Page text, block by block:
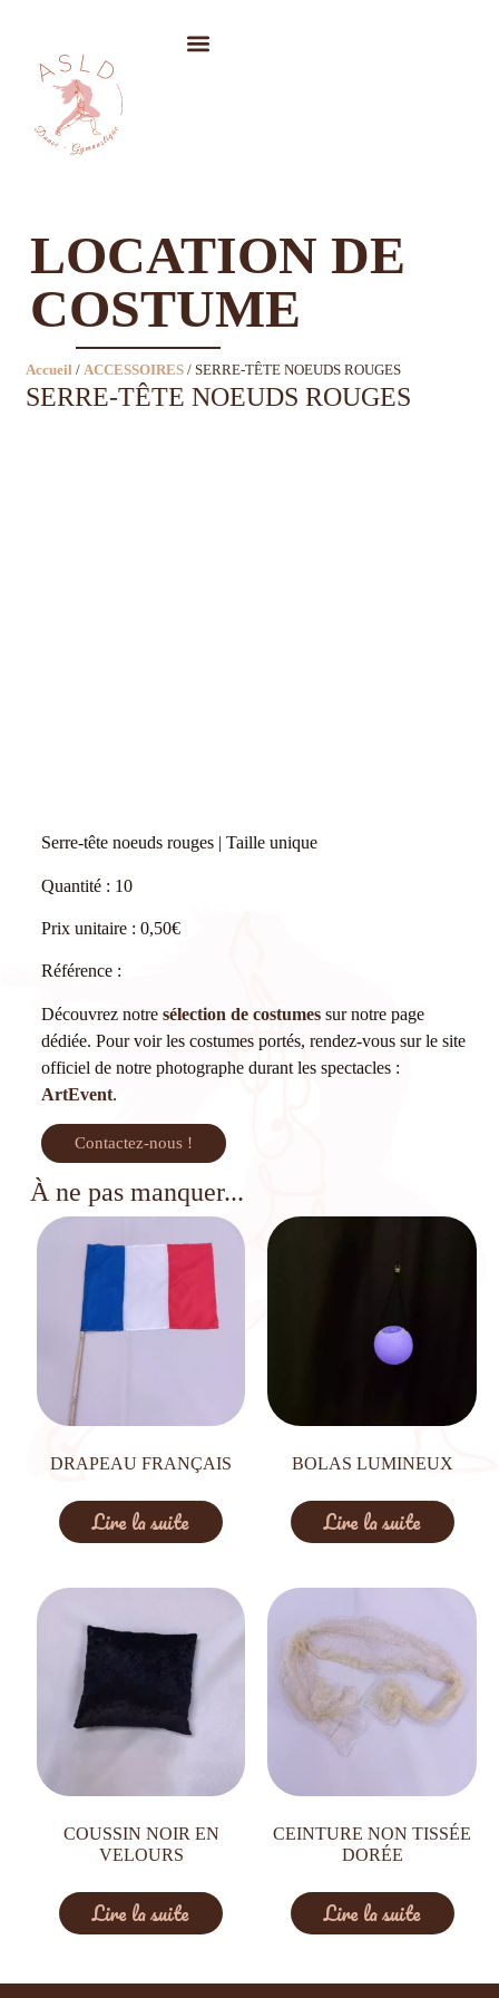
LOCATION DE
COSTUME
Accueil / ACCESSOIRES / SERRE-TÊTE NOEUDS ROUGES
SERRE-TÊTE NOEUDS ROUGES
Serre-tête noeuds rouges | Taille unique
Quantité : 10
Prix unitaire : 0,50€
Référence :
Découvrez notre sélection de costumessur notre page
dédiée. Pour voir les costumes portés, rendez-vous sur le site
officiel de notre photographe durant les spectacles :
ArtEvent.
Contactez-nous !
À ne pas manquer...
DRAPEAU FRANÇAIS
Lire la suite
BOLAS LUMINEUX
Lire la suite
COUSSIN NOIR EN
VELOURS
Lire la suite
CEINTURE NON TISSÉE
DORÉE
Lire la suite